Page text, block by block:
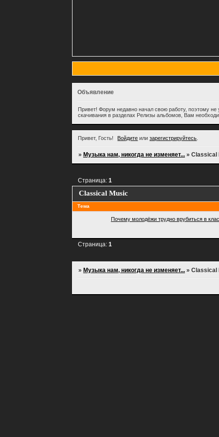
Объявление
Привет! Форум недавно начал свою работу, поэтому
скачивания в разделах Релизы альбомов, Вам
Привет, Гость! Войдите илизарегистрируйтесь
» Музыка нам, никогда не изменяет... » Classical
Classical Music
Страница: 1
Тема
Почему молодёжи трудно врубиться в
Страница: 1
» Музыка нам, никогда не изменяет... » Classical